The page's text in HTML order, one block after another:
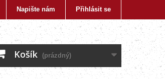
Přihlásit se
Napište nám
Košík (prázdný)